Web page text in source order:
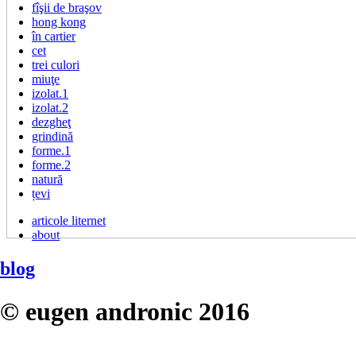
fîşii de braşov
hong kong
în cartier
cet
trei culori
miuţe
izolat.1
izolat.2
dezgheţ
grindină
forme.1
forme.2
natură
țevi
articole liternet
about
blog
© eugen andronic 2016